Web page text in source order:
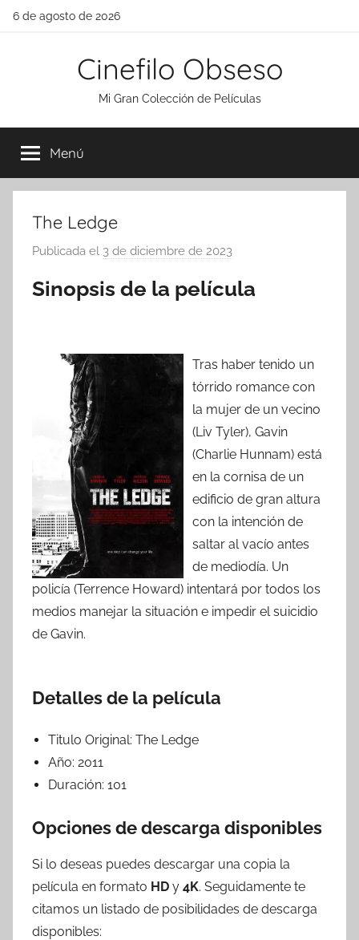
Saltar
6 de agosto de 2026
Cinefilo Obseso
Mi Gran Colección de Películas
Menú
The Ledge
Publicada el 3 de diciembre de 2023
r
Sinopsis de la película
Tras haber tenido un
tórrido romance con
la mujer de un vecino
(Liv Tyler), Gavin
(Charlie Hunnam) está
en la cornisa de un
edificio de gran altura
con la intención de
saltar al vacío antes
de mediodía. Un
policía (Terrence Howard) intentará por todos los
medios manejar la situación e impedir el suicidio
de Gavin.
Detalles de la película
Titulo Original: The Ledge
Año: 2011
Duración: 101
Opciones de descarga disponibles
Si lo deseas puedes descargar una copia la
película en formato HD y 4K. Seguidamente te
citamos un listado de posibilidades de descarga
disponibles: